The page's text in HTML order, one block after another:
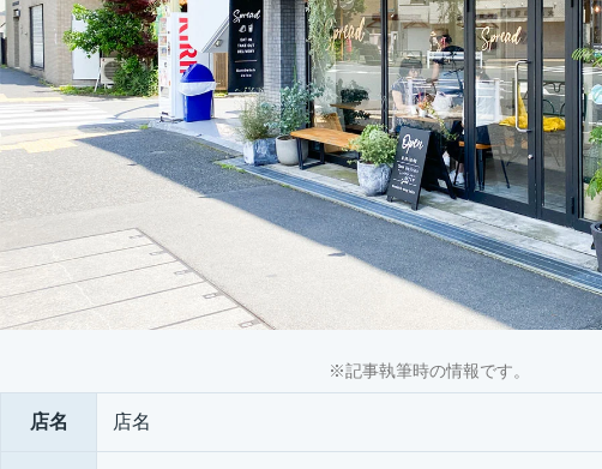
※記事執筆時の情報です。
店名 店名